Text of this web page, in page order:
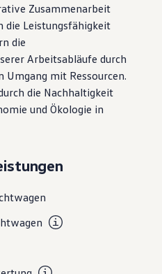
Zusammenarbeit
die Leistungsfähigkeit
die
Arbeitsabläufe durch
mit Ressourcen.
die Nachhaltigkeit
und Ökologie in